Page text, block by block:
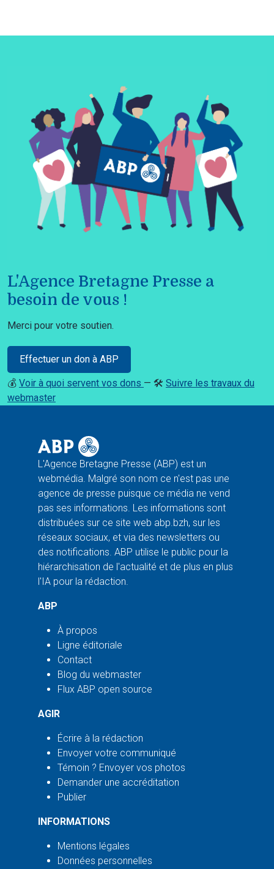
L'Agence Bretagne Presse a
besoin de vous !
Merci pour votre soutien.
Effectuer un don à ABP
💰 Voir à quoi servent vos dons — 🛠️ Suivre les travaux du
webmaster
L'Agence Bretagne Presse (ABP) est un
webmédia. Malgré son nom ce n'est pas une
agence de presse puisque ce média ne vend
pas ses informations. Les informations sont
distribuées sur ce site web abp.bzh, sur les
réseaux sociaux, et via des newsletters ou
des notifications. ABP utilise le public pour la
hiérarchisation de l'actualité et de plus en plus
l'IA pour la rédaction.
ABP
À propos
Ligne éditoriale
Contact
Blog du webmaster
Flux ABP open source
AGIR
Écrire à la rédaction
Envoyer votre communiqué
Témoin ? Envoyer vos photos
Demander une accréditation
Publier
INFORMATIONS
Mentions légales
Données personnelles